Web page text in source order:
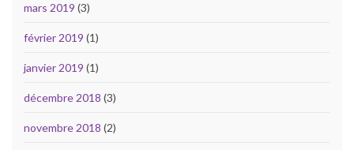
mars 2019 (3)
février 2019 (1)
janvier 2019 (1)
décembre 2018 (3)
novembre 2018 (2)